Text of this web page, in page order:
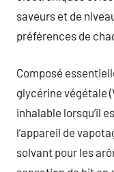
saveurs et de
préférences de
Composé
glycérine végétale
inhalable lorsqu’il
l’appareil de
solvant pour les